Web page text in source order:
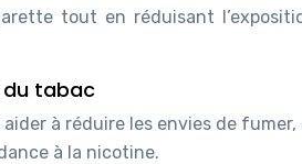
tout en réduisant
du tabac
aider à réduire les envies de
à la nicotine.